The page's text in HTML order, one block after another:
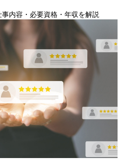
内容・必要資格・年収を解説